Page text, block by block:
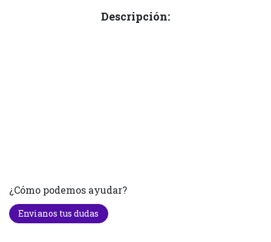
Descripción:
¿Cómo podemos ayudar?
Envianos tus dudas